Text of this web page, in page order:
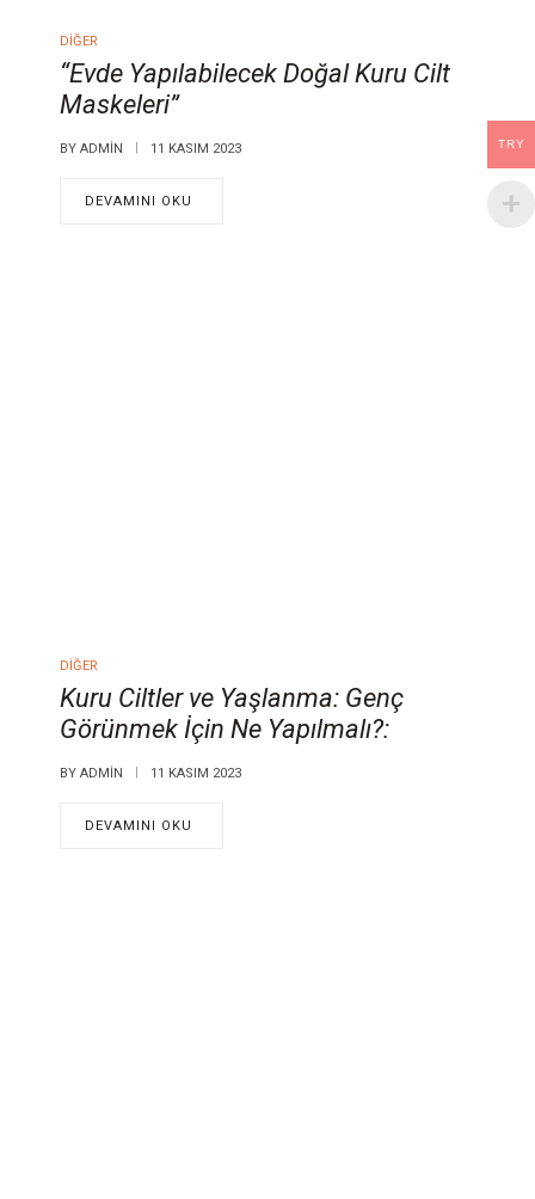
DIĞER
“Evde Yapılabilecek Doğal Kuru Cilt
Maskeleri”
BY ADMIN 11 KASIM 2023
DEVAMINI OKU
DIĞER
Kuru Ciltler ve Yaşlanma: Genç
Görünmek İçin Ne Yapılmalı?:
BY ADMIN 11 KASIM 2023
DEVAMINI OKU
TRY